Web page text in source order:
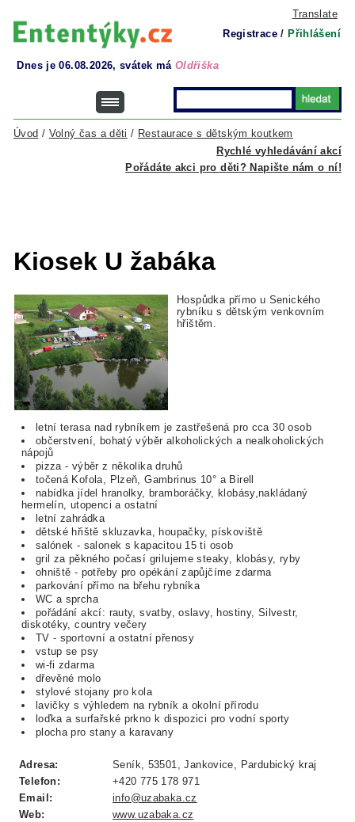
Translate
Registrace / Přihlášení
Dnes je 06.08.2026, svátek má Oldřiška
Rychlé vyhledávání akcí
Úvod / Volný čas a děti / Restaurace s dětským koutkem
Pořádáte akci pro děti? Napište nám o ní!
Kiosek U žabáka
Hospůdka přímo u Senického
rybníku s dětským venkovním
hřištěm.
letní terasa nad rybníkem je zastřešená pro cca 30 osob
občerstvení, bohatý výběr alkoholických a nealkoholických
nápojů
pizza - výběr z několika druhů
točená Kofola, Plzeň, Gambrinus 10° a Birell
nabídka jídel hranolky, bramboráčky, klobásy,nakládaný
hermelín, utopenci a ostatní
letní zahrádka
dětské hřiště skluzavka, houpačky, pískoviště
salónek - salonek s kapacitou 15 ti osob
gril za pěkného počasí grilujeme steaky, klobásy, ryby
ohniště - potřeby pro opékání zapůjčíme zdarma
parkování přímo na břehu rybníka
WC a sprcha
pořádání akcí: rauty, svatby, oslavy, hostiny, Silvestr,
diskotéky, country večery
TV - sportovní a ostatní přenosy
vstup se psy
wi-fi zdarma
dřevěné molo
stylové stojany pro kola
lavičky s výhledem na rybník a okolní přírodu
loďka a surfařské prkno k dispozici pro vodní sporty
plocha pro stany a karavany
Adresa:
Seník, 53501, Jankovice, Pardubický kraj
Telefon:
+420 775 178 971
Email:
info@uzabaka.cz
Web:
www.uzabaka.cz